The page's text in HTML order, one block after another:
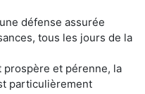
défense assurée
tous les jours de la
prospère et pérenne, la
particulièrement